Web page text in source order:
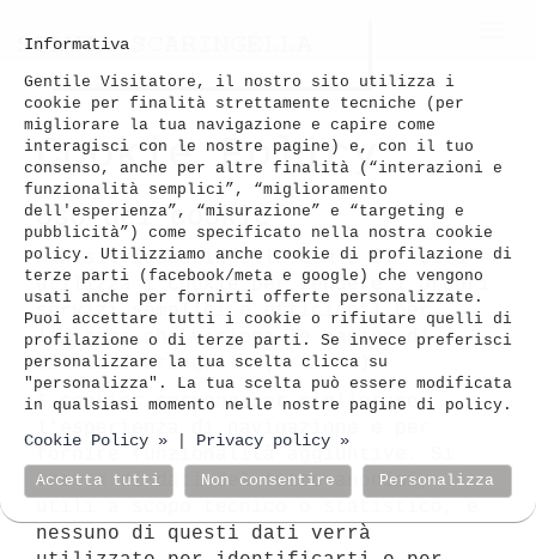
Cookie Policy
Uso dei cookie
www.silviascaringella.com o il “Sito”
utilizza i Cookie per rendere i propri
servizi semplici e efficienti per
l’utenza che visiona le pagine di
Silvia Scaringella (artista).
I cookies servono per migliorare
l'esperienza di navigazione e per
fornire funzionalità aggiuntive. Si
tratta di dati del tutto anonimi,
nessuno di questi dati verrà
Informativa
Gentile Visitatore, il nostro sito utilizza i
cookie per finalità strettamente tecniche (per
migliorare la tua navigazione e capire come
interagisci con le nostre pagine) e, con il tuo
consenso, anche per altre finalità (“interazioni e
funzionalità semplici”, “miglioramento
dell'esperienza”, “misurazione” e “targeting e
pubblicità”) come specificato nella nostra cookie
policy. Utilizziamo anche cookie di profilazione di
terze parti (facebook/meta e google) che vengono
usati anche per fornirti offerte personalizzate.
Puoi accettare tutti i cookie o rifiutare quelli di
profilazione o di terze parti. Se invece preferisci
personalizzare la tua scelta clicca su
"personalizza". La tua scelta può essere modificata
in qualsiasi momento nelle nostre pagine di policy.
Cookie Policy » Privacy policy »
Accetta tutti Non consentire Personalizza